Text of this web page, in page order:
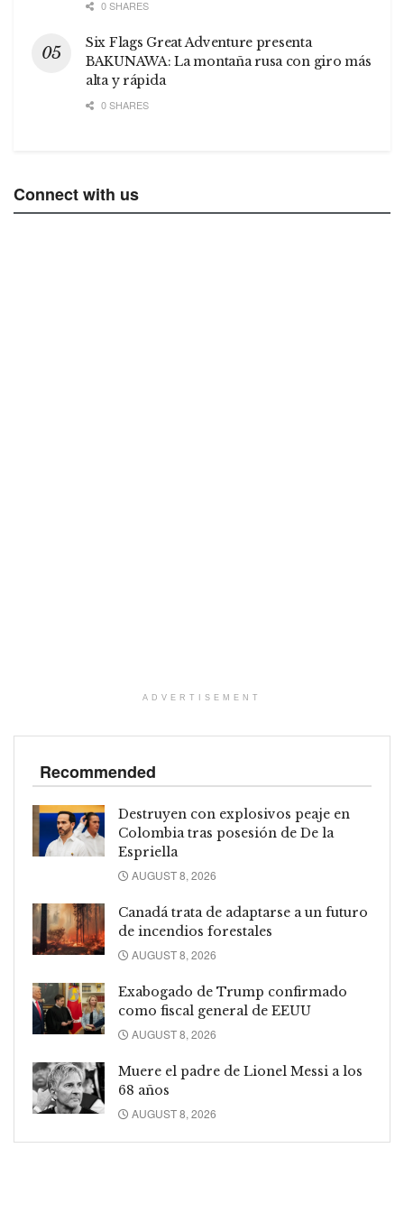
0 SHARES
Six Flags Great Adventure presenta
BAKUNAWA: La montaña rusa con giro más
alta y rápida
0 SHARES
Connect with us
ADVERTISEMENT
Recommended
Destruyen con explosivos peaje en
Colombia tras posesión de De la
Espriella
AUGUST 8, 2026
Canadá trata de adaptarse a un futuro
de incendios forestales
AUGUST 8, 2026
Exabogado de Trump confirmado
como fiscal general de EEUU
AUGUST 8, 2026
Muere el padre de Lionel Messi a los
68 años
AUGUST 8, 2026